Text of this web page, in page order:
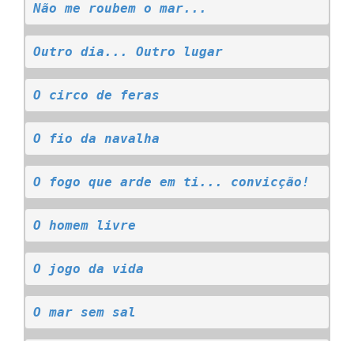
Não me roubem o mar...
Outro dia... Outro lugar
O circo de feras
O fio da navalha
O fogo que arde em ti... convicção!
O homem livre
O jogo da vida
O mar sem sal